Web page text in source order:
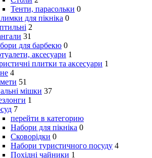
Тенти, парасольки 0
для пікніка 0
2
31
для барбекю 0
аксесуари 1
плитки та аксесуари 1
4
51
мішки 37
1
7
перейти в категорию
Набори для пікніка 0
Сковорідки 0
Набори туристичного посуду 4
Похідні чайники 1